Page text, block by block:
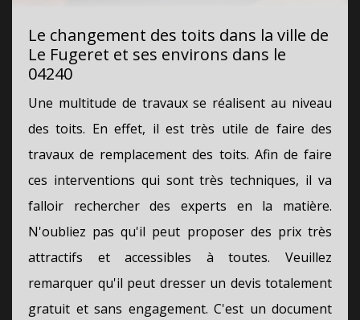
Le changement des toits dans la ville de
Le Fugeret et ses environs dans le
04240
Une multitude de travaux se réalisent au niveau
des toits. En effet, il est très utile de faire des
travaux de remplacement des toits. Afin de faire
ces interventions qui sont très techniques, il va
falloir rechercher des experts en la matière.
N'oubliez pas qu'il peut proposer des prix très
attractifs et accessibles à toutes. Veuillez
remarquer qu'il peut dresser un devis totalement
gratuit et sans engagement. C'est un document